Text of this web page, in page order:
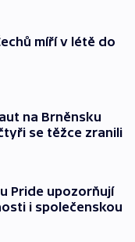
míří v létě do
na Brněnsku
se těžce zranili
Pride upozorňují
i společenskou